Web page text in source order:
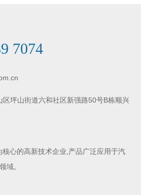
7074
坪山街道六和社区新强路50号B栋顺兴
心的高新技术企业,产品广泛应用于汽
域。